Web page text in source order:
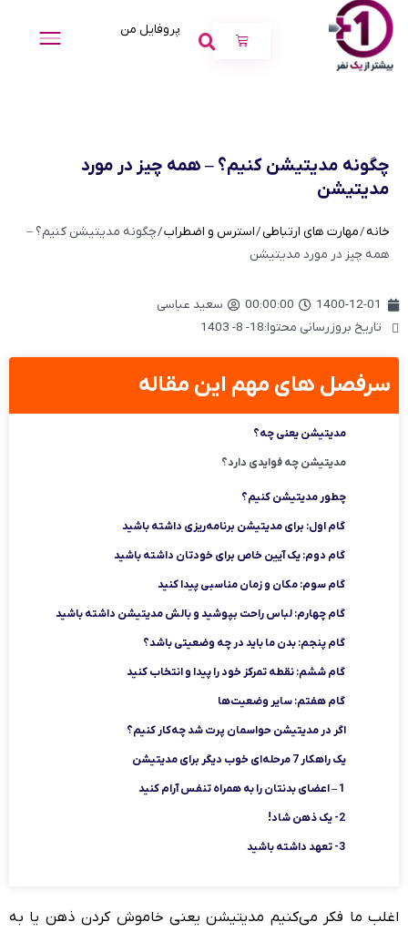
پروفایل من
چگونه مدیتیشن کنیم؟ – همه چیز در مورد
مدیتیشن
خانه/مهارت های ارتباطی/استرس و اضطراب/ چگونه مدیتیشن کنیم؟ –
همه چیز در مورد مدیتیشن
1400-12-01
00:00:00
سعید عباسی
تاریخ بروزرسانی محتوا:18- 8- 1403
سرفصل های مهم این مقاله
مدیتیشن یعنی چه؟
مدیتیشن چه فوایدی دارد؟
چطور مدیتیشن کنیم؟
گام اول: برای مدیتیشن برنامه‌ریزی داشته باشید
گام دوم: یک آیین خاص برای خودتان داشته باشید
گام سوم: مکان و زمان مناسبی پیدا کنید
گام چهارم: لباس راحت بپوشید و بالش مدیتیشن داشته باشید
گام پنجم: بدن ما باید در چه وضعیتی باشد؟
گام ششم: نقطه‌ تمرکز خود را پیدا و انتخاب کنید
گام هفتم: سایر وضعیت‌ها
اگر در مدیتیشن حواسمان پرت شد چه‌کار کنیم؟
یک راهکار 7 مرحله‌ای خوب دیگر برای مدیتیشن
1 – اعضای بدنتان را به همراه تنفس آرام کنید
2- یک ذهن شاد!
3- تعهد داشته باشید
اغلب ما فکر می‌کنیم مدیتیشن یعنی خاموش کردن ذهن یا به